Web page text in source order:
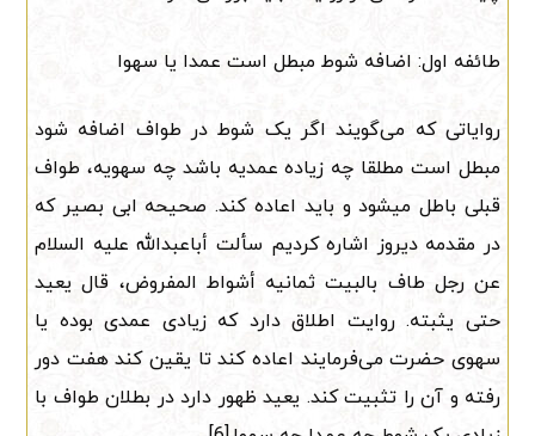
طائفه اول: اضافه شوط مبطل است عمدا یا سهوا
روایاتی که می‌گویند اگر یک شوط در طواف اضافه شود
مبطل است مطلقا چه زیاده عمدیه باشد چه سهویه، طواف
قبلی باطل میشود و باید اعاده کند. صحیحه ابی بصیر که
در مقدمه دیروز اشاره کردیم سألت أباعبدالله علیه السلام
عن رجل طاف بالبیت ثمانیه أشواط المفروض، قال یعید
حتی یثبته. روایت اطلاق دارد که زیادی عمدی بوده یا
سهوی حضرت می‌فرمایند اعاده کند تا یقین کند هفت دور
رفته و آن را تثبیت کند. یعید ظهور دارد در بطلان طواف با